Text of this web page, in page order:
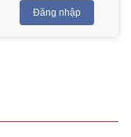
Đăng nhập